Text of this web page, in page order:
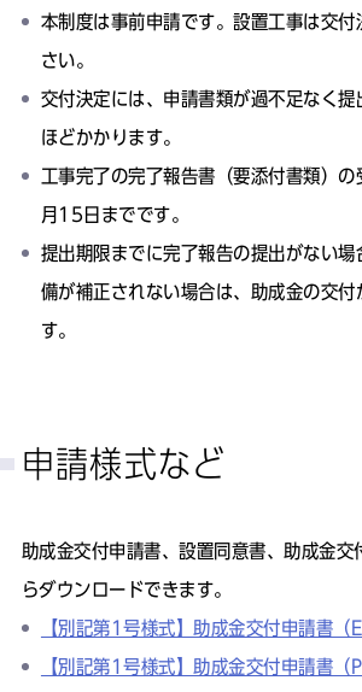
本制度は事前申請です。設置工事は交付
さい。
交付決定には、申請書類が過不足なく提
ほどかかります。
工事完了の完了報告書（要添付書類）
月15日までです。
提出期限までに完了報告の提出がない場
備が補正されない場合は、助成金の交付
す。
申請様式など
助成金交付申請書、設置同意書、助成金交
らダウンロードできます。
【別記第1号様式】助成金交付申請書（
【別記第1号様式】助成金交付申請書